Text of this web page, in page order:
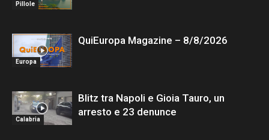
Pillole
Europa
QuiEuropa Magazine – 8/8/2026
Calabria
Blitz tra Napoli e Gioia Tauro, un
arresto e 23 denunce